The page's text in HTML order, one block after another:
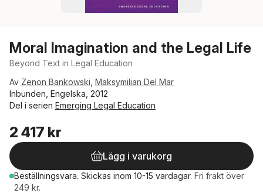
Moral Imagination and the Legal Life
Beyond Text in Legal Education
Av Zenon Bankowski Maksymilian Del Mar
Inbunden, Engelska, 2012
Del i serien Emerging Legal Education
2 417 kr
Lägg i varukorg
Beställningsvara. Skickas inom 10-15 vardagar. Fri frakt över
249 kr.